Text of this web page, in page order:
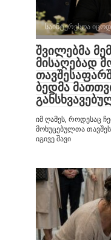
საინტერესოა
შვილებმა
მისაღებად
ბედმა
იმ ღამეს, როდესაც
მოხუცებულთა
იგივე შავი